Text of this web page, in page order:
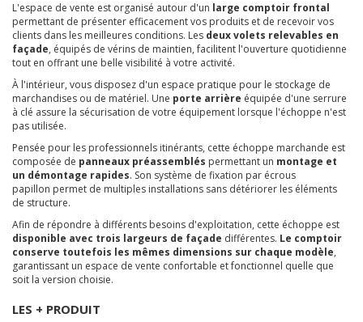
L'espace de vente est organisé autour d'un large comptoir frontal
permettant de présenter efficacement vos produits et de recevoir vos
clients dans les meilleures conditions. Les deux volets relevables en
façade, équipés de vérins de maintien, facilitent l'ouverture quotidienne
tout en offrant une belle visibilité à votre activité.
À l'intérieur, vous disposez d'un espace pratique pour le stockage de
marchandises ou de matériel. Une porte arrière équipée d'une serrure
à clé assure la sécurisation de votre équipement lorsque l'échoppe n'est
pas utilisée.
Pensée pour les professionnels itinérants, cette échoppe marchande est
composée de panneaux préassemblés permettant un montage et
un démontage rapides. Son système de fixation par écrous
papillon permet de multiples installations sans détériorer les éléments
de structure.
Afin de répondre à différents besoins d'exploitation, cette échoppe est
disponible avec trois largeurs de façade différentes. Le comptoir
conserve toutefois les mêmes dimensions sur chaque modèle,
garantissant un espace de vente confortable et fonctionnel quelle que
soit la version choisie.
LES + PRODUIT